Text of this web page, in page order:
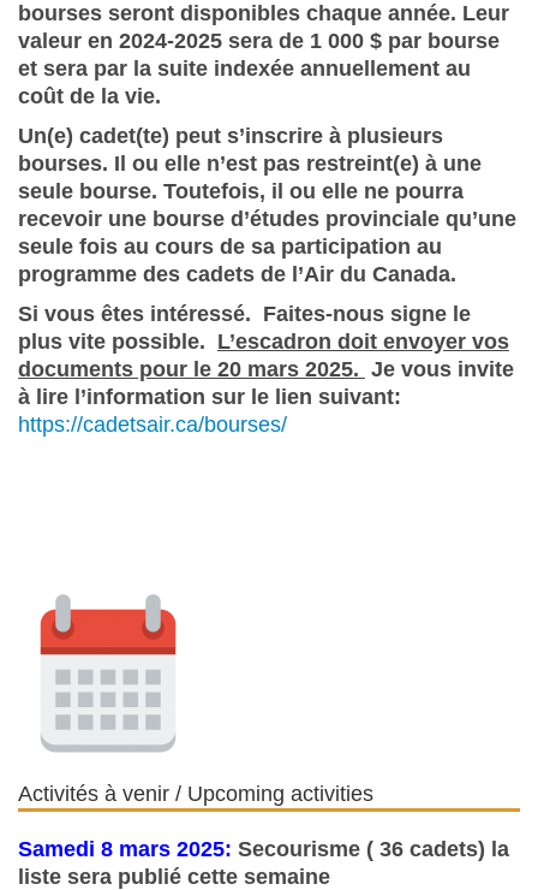
bourses seront disponibles chaque année. Leur
valeur en 2024-2025 sera de 1 000 $ par bourse
et sera par la suite indexée annuellement au
coût de la vie.
Un(e) cadet(te) peut s’inscrire à plusieurs
bourses. Il ou elle n’est pas restreint(e) à une
seule bourse. Toutefois, il ou elle ne pourra
recevoir une bourse d’études provinciale qu’une
seule fois au cours de sa participation au
programme des cadets de l’Air du Canada.
Si vous êtes intéressé. Faites-nous signe le
plus vite possible. L’escadron doit envoyer vos
documents pour le 20 mars 2025. Je vous invite
à lire l’information sur le lien suivant:
https://cadetsair.ca/bourses/
Activités à venir / Upcoming activities
Samedi 8 mars 2025: Secourisme ( 36 cadets) la
liste sera publié cette semaine